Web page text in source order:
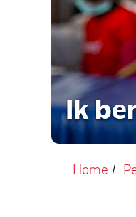
Ik
Home